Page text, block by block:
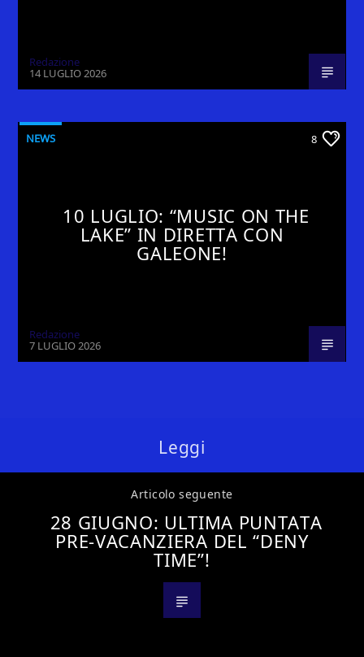
Redazione
14 LUGLIO 2026
NEWS 8
10 LUGLIO: “MUSIC ON THE
LAKE” IN DIRETTA CON
GALEONE!
Redazione
7 LUGLIO 2026
Leggi
Articolo seguente
28 GIUGNO: ULTIMA PUNTATA
PRE-VACANZIERA DEL “DENY
TIME”!